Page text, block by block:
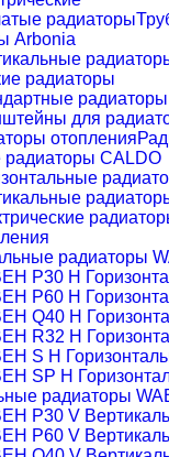
Arbonia
радиаторы
радиаторы
для
CALDO
радиаторы
P30 H
P60 H
Q40 H
R32 H
S H
SP H
радиаторы
P30 V
P60 V